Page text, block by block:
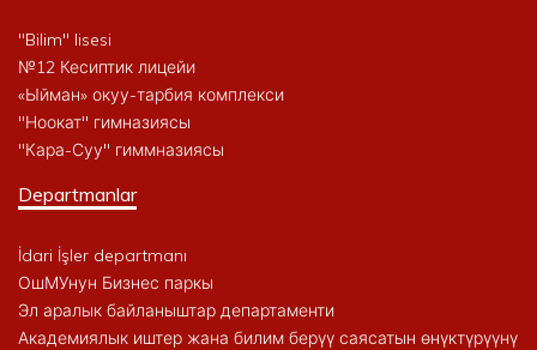
"Bilim" lisesi
№12 Кесиптик лицейи
«Ыйман» окуу-тарбия комплекси
"Ноокат" гимназиясы
"Кара-Суу" гиммназиясы
Departmanlar
İdari İşler departmanı
ОшМУнун Бизнес паркы
Эл аралык байланыштар департаменти
Академиялык иштер жана билим берүү саясатын өнүктүрүүнү